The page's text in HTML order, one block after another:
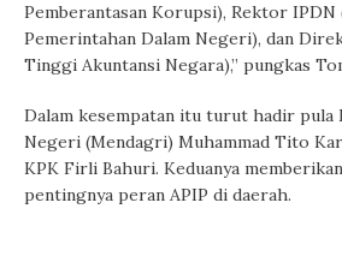
Pemberantasan Korupsi), Rektor
Pemerintahan Dalam Negeri), dan
Tinggi Akuntansi Negara),” pungkas
Dalam kesempatan itu turut hadir pula
Negeri (Mendagri) Muhammad Tito
KPK Firli Bahuri. Keduanya
pentingnya peran APIP di daerah.